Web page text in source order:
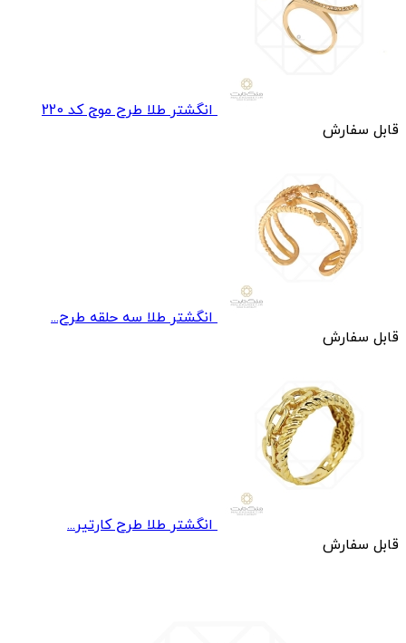
انگشتر طلا طرح موج کد 220
قابل سفارش
انگشتر طلا سه حلقه طرح...
قابل سفارش
انگشتر طلا طرح کارتیر...
قابل سفارش